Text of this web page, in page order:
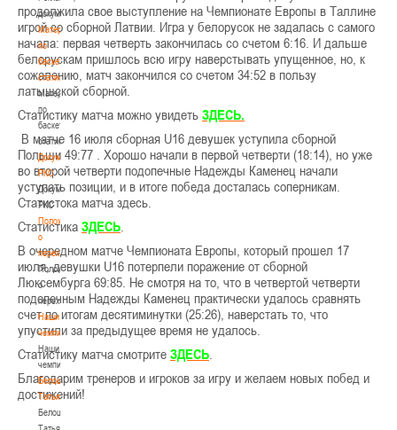
документы
Материалы
по
баскетбольной
статистике
Материалы
по
баскетбольной
статистике
Документы
РКС
Документы
РКС
Положение
о
переходах
Положение
о
переходах
Наши
чемпионы
Наши
чемпионы
Белошапко
Татьяна
Белошапко
Татьяна
продолжила свое выступление на Чемпионате Европы в Таллине
игрой со сборной Латвии. Игра у белорусок не задалась с самого
начала: первая четверть закончилась со счетом 6:16. И дальше
белорускам пришлось всю игру наверстывать упущенное, но, к
сожалению, матч закончился со счетом 34:52 в пользу
латышской сборной.
Статистику матча можно увидеть ЗДЕСЬ.
В матче 16 июля сборная U16 девушек уступила сборной
Польши 49:77 . Хорошо начали в первой четверти (18:14), но уже
во второй четверти подопечные Надежды Каменец начали
уступать позиции, и в итоге победа досталась соперникам.
Статистока матча здесь.
Статистика ЗДЕСЬ
В очередном матче Чемпионата Европы, который прошел 17
июля, девушки U16 потерпели поражение от сборной
Люксембурга 69:85. Не смотря на то, что в четвертой четверти
подопечным Надежды Каменец практически удалось сравнять
счет по итогам десятиминутки (25:26), наверстать то, что
упустили за предыдущее время не удалось.
Статистику матча смотрите ЗДЕСЬ
Благодарим тренеров и игроков за игру и желаем новых побед и
достижений!